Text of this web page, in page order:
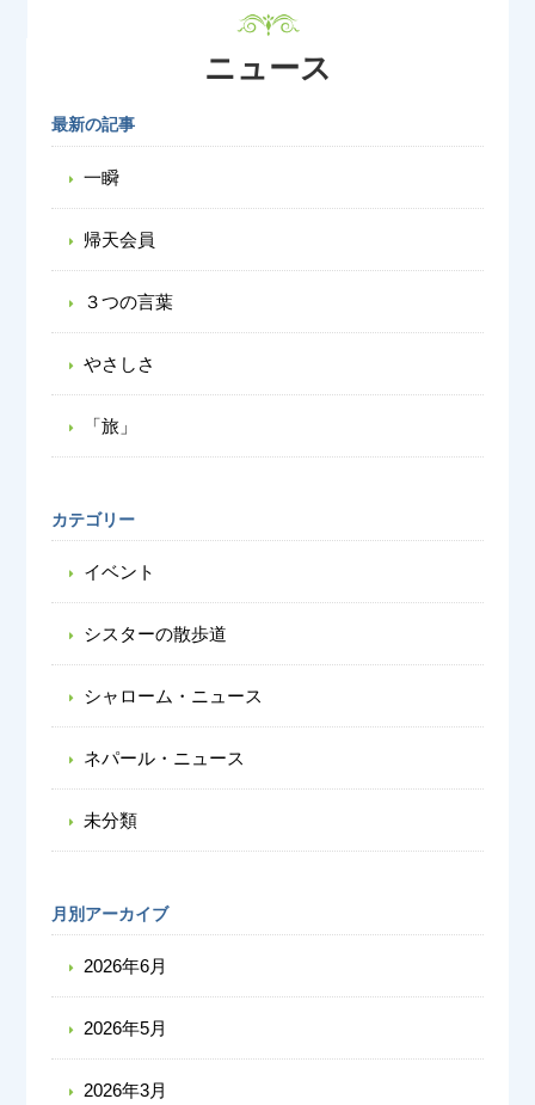
ニュース
最新の記事
一瞬
帰天会員
３つの言葉
やさしさ
「旅」
カテゴリー
イベント
シスターの散歩道
シャローム・ニュース
ネパール・ニュース
未分類
月別アーカイブ
2026年6月
2026年5月
2026年3月